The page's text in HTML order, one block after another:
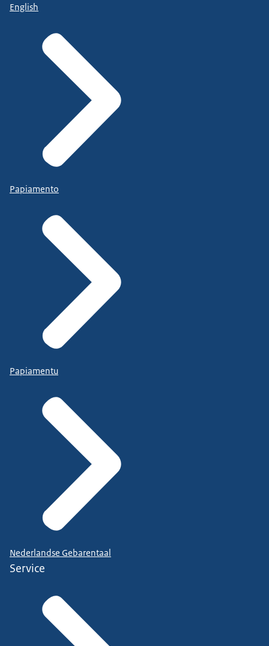
English
Papiamento
Papiamentu
Nederlandse Gebarentaal
Service